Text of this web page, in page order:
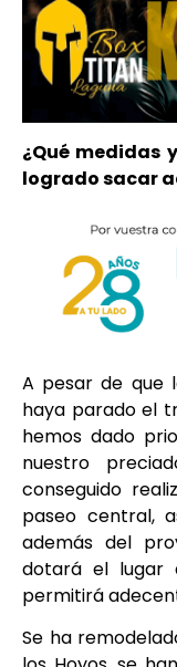
¿Qué medidas
logrado sacar
A pesar de que
haya parado el
hemos dado
nuestro
conseguido
paseo central,
además del
dotará el lugar
permitirá
Se ha